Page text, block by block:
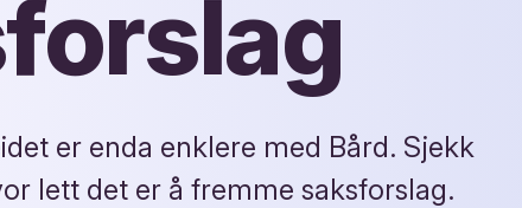
er enda enklere med Bård. Sjekk
lett det er å fremme saksforslag.